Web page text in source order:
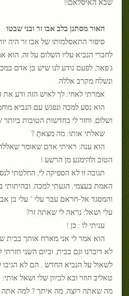
האור מסתנן בלב אבו זר ובני שבטו
סיפור התאסלמותו של אבו זר היה
לחברי הנביא עליו השלום על זה, הוא
ג'פאר, לפעם נודע לנו שיש בן אדם
ונשלח מקרב אללה.
אמרתי לאחי: לך לאיש הזה ודע את
הוא נסע למכה ונפגש עם הנביא
ושלום, וחזר לי בחדשות הטובות
שאלתי אותו: מה מצאתָ ?
הוא ענה: ראיתי אדם שאומר
הטוב ולהימנע מן הרשע !
תגובה זו לא הספיקה לי, החלטתי
האמת בעצמי. הגעתי למכה, ובהיתותי
והמסגד אל-חראם עבר עלי " עלי בן
עלי ושאל: נראה לי שאתה זר?
עניתי לו : כן !
הוא אמר לי אני מארח אותך בבית
לא דיברנו וגם בבית, וביום השני
לשאול על הנביא החדש . הם לא הגיבו
טאליבּ חוזר ובא לכיוון שלי ושאל
מה שאתה רוצה, מה איתך ? למה אתה